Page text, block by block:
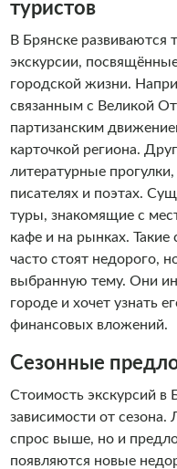
туристов
В Брянске развиваются
экскурсии,
городской жизни.
связанным с Великой
партизанским
карточкой региона.
литературные
писателях и поэтах.
туры, знакомящие с
кафе и на рынках.
часто стоят недорого,
выбранную тему. Они
городе и хочет узнать
финансовых вложений.
Сезонные
Стоимость экскурсий в
зависимости от
спрос выше, но и
появляются новые